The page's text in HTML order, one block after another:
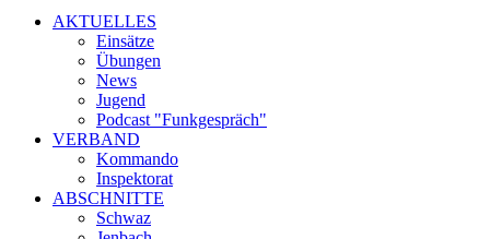
AKTUELLES
Einsätze
Übungen
News
Jugend
Podcast "Funkgespräch"
VERBAND
Kommando
Inspektorat
ABSCHNITTE
Schwaz